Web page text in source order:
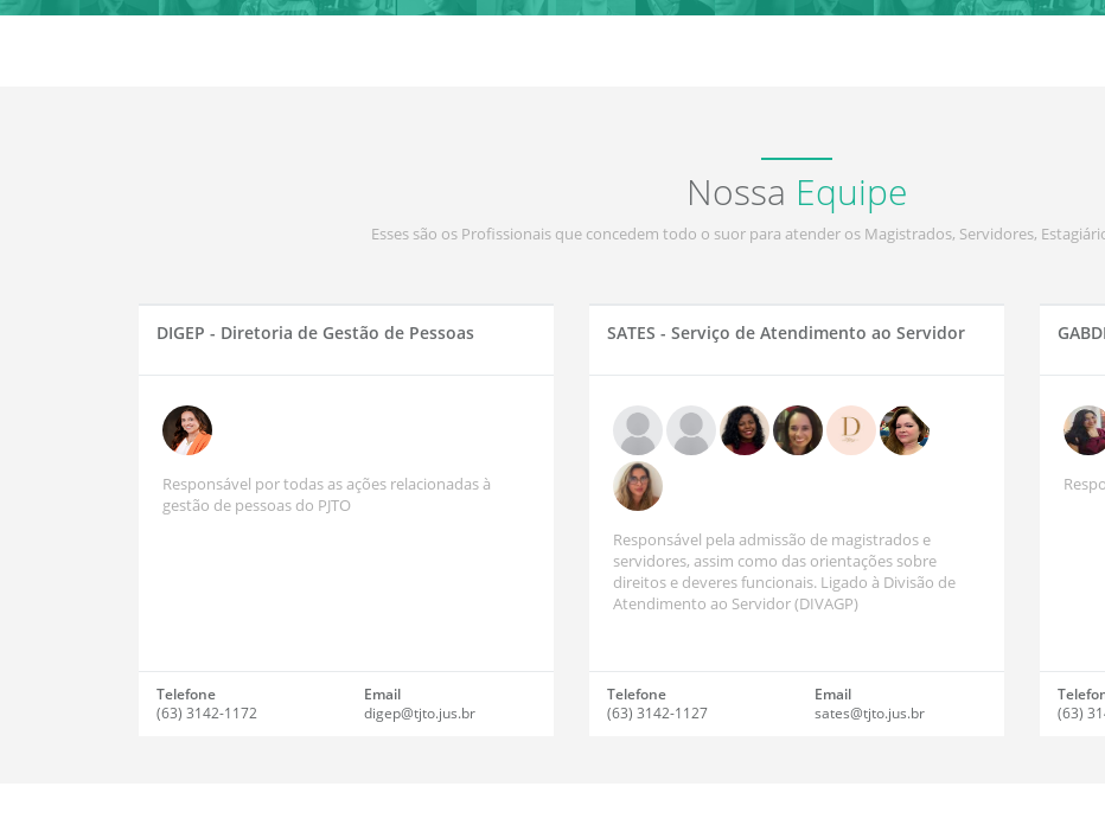
Nossa Equipe
Esses são os Profissionais que concedem todo o suor para atender os Magistrados, Servidores,
DIGEP - Diretoria de Gestão de Pessoas
Responsável por todas as ações relacionadas à
gestão de pessoas do PJTO
Telefone
(63) 3142-1172
Email
digep@tjto.jus.br
SATES - Serviço de Atendimento ao Servidor
Responsável pela admissão de magistrados e
servidores, assim como das orientações sobre
direitos e deveres funcionais. Ligado à Divisão de
Atendimento ao Servidor (DIVAGP)
Telefone
(63) 3142-1127
Email
sates@tjto.jus.br
(63)